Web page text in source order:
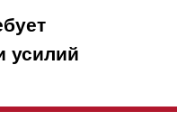
усилий